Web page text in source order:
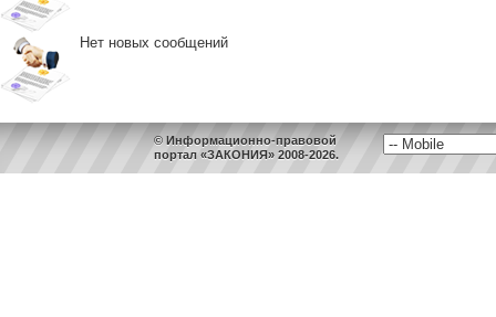
Нет новых сообщений
© Информационно-правовой
портал «ЗАКОНИЯ» 2008-2026.